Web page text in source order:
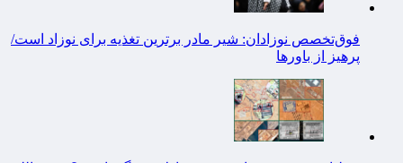
فوق‌تخصص نوزادان: شیر مادر برترین تغذیه برای نوزاد است/
پرهیز از باورها